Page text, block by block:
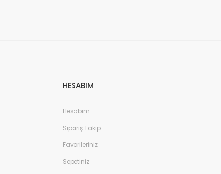
HESABIM
Hesabım
Sipariş Takip
Favorileriniz
Sepetiniz